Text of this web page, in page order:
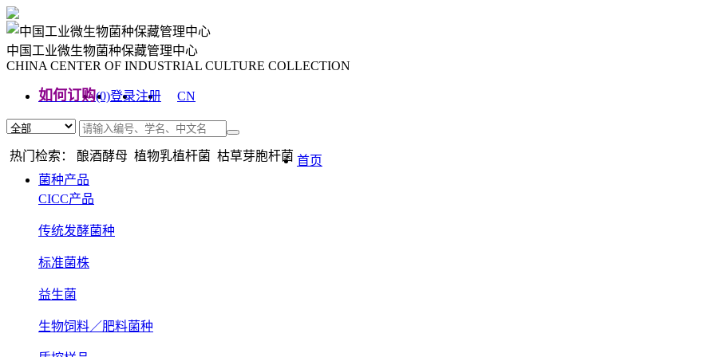
中国工业微生物菌种保藏管理中心
CHINA CENTER OF INDUSTRIAL CULTURE COLLECTION
如何订购(0)登录注册
CN
热门检索： 酿酒酵母 植物乳植杆菌 枯草芽胞杆菌 首页
菌种产品
CICC产品
传统发酵菌种
标准菌株
益生菌
生物饲料／肥料菌种